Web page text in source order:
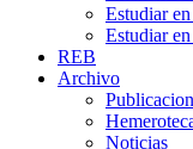
Estudiar
Estudiar
REB
Archivo
Noticias